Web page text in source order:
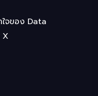
จของ Data